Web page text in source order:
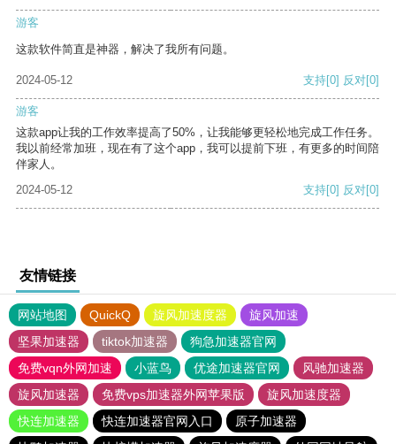
游客
这款软件简直是神器，解决了我所有问题。
2024-05-12 支持[0] 反对[0]
游客
这款app让我的工作效率提高了50%，让我能够更轻松地完成工作任务。
我以前经常加班，现在有了这个app，我可以提前下班，有更多的时间陪
伴家人。
2024-05-12
支持[0] 反对[0]
友情链接
网站地图 QuickQ 旋风加速度器
旋风加速
坚果加速器
tiktok加速器
狗急加速器官网
免费vqn外网加速
小蓝鸟 优途加速器官网
风驰加速器
旋风加速器
免费vps加速器外网苹果版
旋风加速度器
快连加速器
快连加速器官网入口
原子加速器